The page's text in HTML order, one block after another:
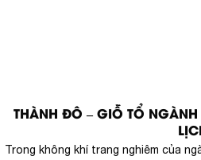
THÀNH ĐÔ – GIỖ TỔ
Trong không khí trang nghiêm của